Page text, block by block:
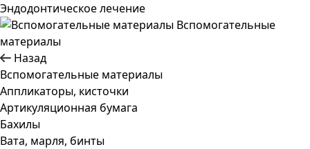
Эндодонтическое лечение
Вспомогательные
материалы
Назад
Вспомогательные материалы
Аппликаторы, кисточки
Артикуляционная бумага
Бахилы
Вата, марля, бинты